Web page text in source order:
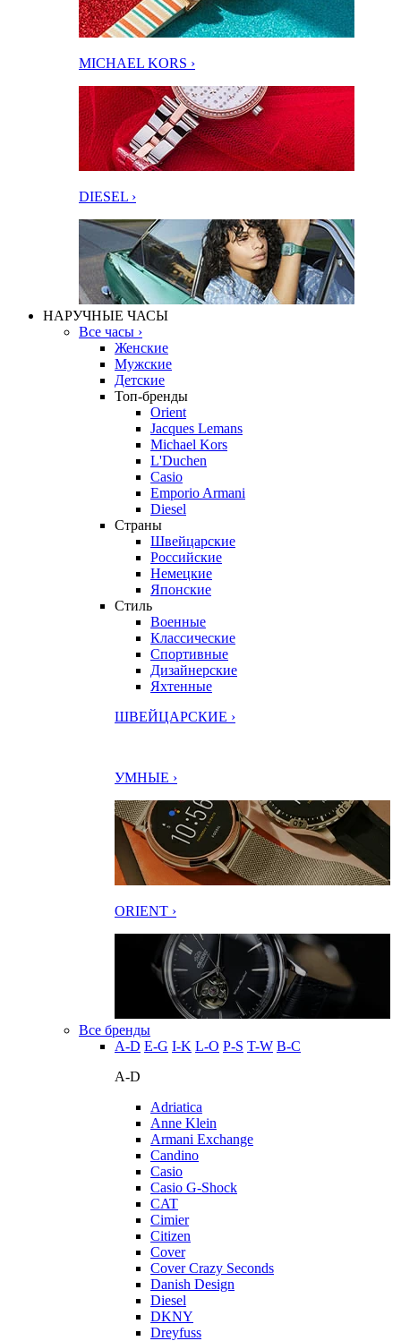
MICHAEL KORS ›
DIESEL ›
НАРУЧНЫЕ ЧАСЫ
Все часы ›
Женские
Мужские
Детские
Топ-бренды
Orient
Jacques Lemans
Michael Kors
L'Duchen
Casio
Emporio Armani
Diesel
Страны
Швейцарские
Российские
Немецкие
Японские
Стиль
Военные
Классические
Спортивные
Дизайнерские
Яхтенные
ШВЕЙЦАРСКИЕ ›
УМНЫЕ ›
ORIENT ›
Все бренды
A-D E-G I-K L-O P-S T-W В-С
A-D
Adriatica
Anne Klein
Armani Exchange
Candino
Casio
Casio G-Shock
CAT
Cimier
Citizen
Cover
Cover Crazy Seconds
Danish Design
Diesel
DKNY
Dreyfuss